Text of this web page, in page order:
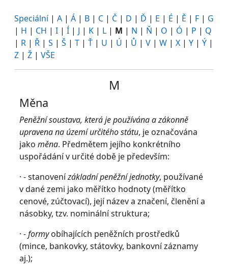
Speciální| A | Á | B | C | Č | D | Ď | E | É | Ě | F | G
| H | CH | I | Í | J | K | L | M | N | Ň | O | Ó | P | Q
| R | Ř | S | Š | T | Ť | U | Ú | Ů | V | W | X | Y | Ý |
Z | Ž | VŠE
M
Měna
Peněžnísoustava, která je používána a zákonně
upravena na území určitého státu, je označována
jako měna. Předmětem jejího konkrétního
uspořádání v určité době je především:
· - stanovenízákladní peněžní jednotky, používané
v dané zemi jako měřítko hodnoty (měřítko
cenové, zúčtovací), její název a značení, členění a
násobky, tzv. nominální struktura;
· - formyobíhajících peněžních prostředků
(mince, bankovky, státovky, bankovní záznamy
aj.);